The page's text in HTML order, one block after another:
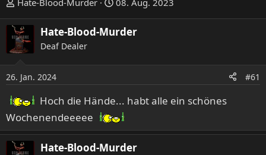
s
t
e
l
r
Hate-Blood-Murder
s
t
l
a
m
08. Aug. 2023
Hate-Blood-Murder
Deaf Dealer
26. Jan. 2024 #61
Hoch die Hände... habt alle ein schönes
Wochenendeeeee
Hate-Blood-Murder